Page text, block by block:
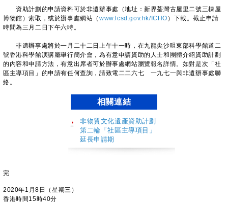
資助計劃的申請資料可於非遺辦事處（地址：新界荃灣古屋里二號三棟屋
博物館）索取，或於辦事處網站（www.lcsd.gov.hk/ICHO ）下載。截止申請
時間為三月二日下午六時。
非遺辦事處將於一月二十二日上午十一時，在九龍尖沙咀東部科學館道二
號香港科學館演講廳舉行簡介會，為有意申請資助的人士和團體介紹資助計劃
的內容和申請方法，有意出席者可於辦事處網站瀏覽報名詳情。如對是次「社
區主導項目」的申請有任何查詢，請致電二二六七 一九七一與非遺辦事處聯
絡。
相關連結
非物質文化遺產資助計劃
第二輪「社區主導項目」
延長申請期
完
2020年1月8日（星期三）
香港時間15時40分